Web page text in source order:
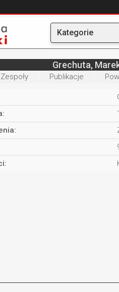
Kategorie
Grechuta,
Zespoły Publikacje